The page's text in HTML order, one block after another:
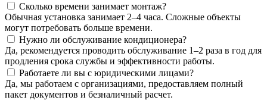
Сколько времени занимает монтаж?
Обычная установка занимает 2–4 часа. Сложные объекты
могут потребовать больше времени.
Нужно ли обслуживание кондиционера?
Да, рекомендуется проводить обслуживание 1–2 раза в год для
продления срока службы и эффективности работы.
Работаете ли вы с юридическими лицами?
Да, мы работаем с организациями, предоставляем полный
пакет документов и безналичный расчет.